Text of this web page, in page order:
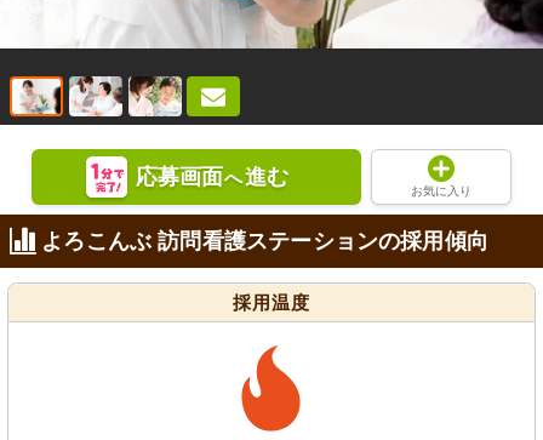
応募画面へ進む
お気に入り
よろこんぶ 訪問看護ステーションの採用傾向
採用温度